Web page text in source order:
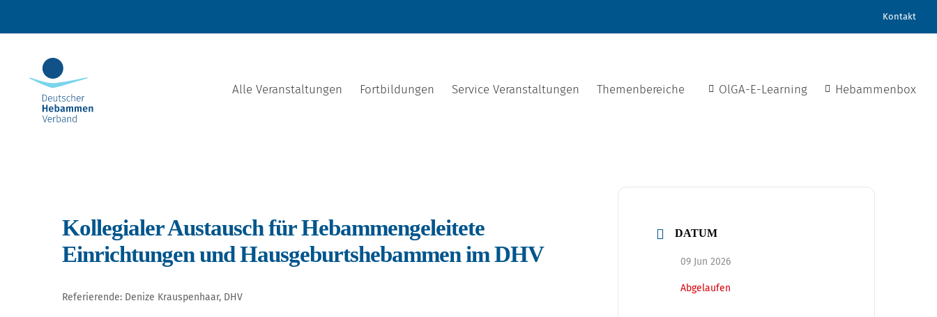
Kontakt
Alle Veranstaltungen Fortbildungen Service Veranstaltungen Themenbereiche OlGA-E-Learning Hebammenbox
Kollegialer Austausch für Hebammengeleitete
Einrichtungen und Hausgeburtshebammen im DHV
Referierende: Denize Krauspenhaar, DHV
DATUM
09 Jun 2026
Abgelaufen